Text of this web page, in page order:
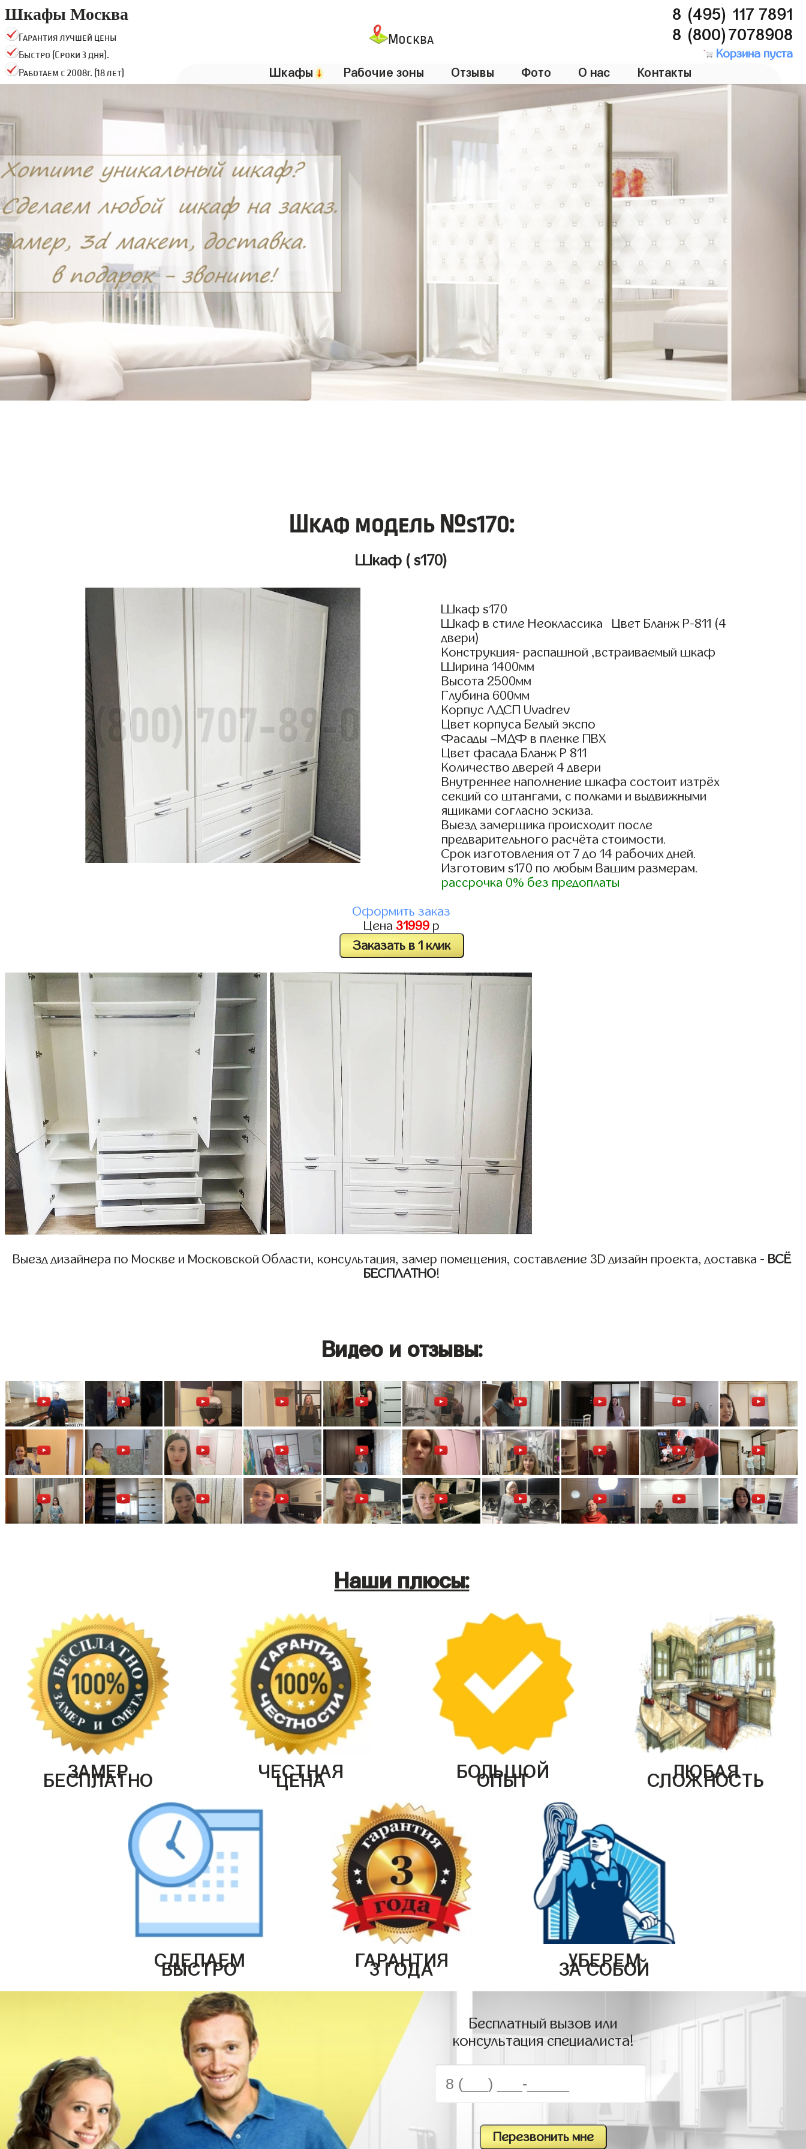
Шкафы Москва
Гарантия лучшей цены
Быстро (Сроки 3 дня).
Работаем с 2008г. (18 лет)
Москва
8 (495) 117 7891
8 (800)7078908
Корзина пуста
Шкафы↓ Рабочие зоны Отзывы Фото О нас Контакты
Шкаф модель №s170:
Шкаф ( s170)
Шкаф s170
Шкаф в стиле Неоклассика Цвет Бланж Р-811 (4
двери)
Конструкция- распашной ,встраиваемый шкаф
Ширина 1400мм
Высота 2500мм
Глубина 600мм
Корпус ЛДСП Uvadrev
Цвет корпуса Белый экспо
Фасады –МДФ в пленке ПВХ
Цвет фасада Бланж Р 811
Количество дверей 4 двери
Внутреннее наполнение шкафа состоит изтрёх
секций со штангами, с полками и выдвижными
ящиками согласно эскиза.
Выезд замерщика происходит после
предварительного расчёта стоимости.
Срок изготовления от 7 до 14 рабочих дней.
Изготовим s170 по любым Вашим размерам.
рассрочка 0% без предоплаты
Оформить заказ
Цена 31999 р
Заказать в 1 клик
Выезд дизайнера по Москве и Московской Области, консультация, замер помещения, составление 3D дизайн проекта, доставка - ВСЁ
БЕСПЛАТНО!
Видео и отзывы:
Наши плюсы:
ЗАМЕР
БЕСПЛАТНО ЧЕСТНАЯ
ЦЕНА БОЛЬШОЙ
ОПЫТ ЛЮБАЯ
СЛОЖНОСТЬ
СДЕЛАЕМ
БЫСТРО ГАРАНТИЯ
3 ГОДА УБЕРЕМ
ЗА СОБОЙ
Бесплатный вызов или
консультация специалиста!